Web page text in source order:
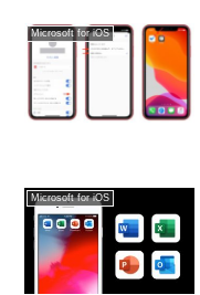
Microsoft for iOS
Microsoft for iOS